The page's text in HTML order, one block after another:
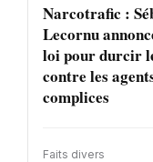
Narcotrafic :
Lecornu
loi pour durcir
contre les
complices
Faits divers